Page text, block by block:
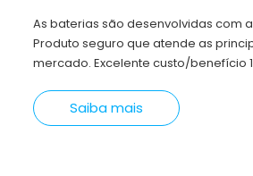
As baterias são desenvolvidas com
Produto seguro que atende as
mercado. Excelente custo/benefício
Saiba mais